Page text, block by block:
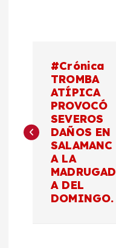
e
#Crónica
TROMBA
ATÍPICA
PROVOCÓ
SEVEROS
DAÑOS EN
SALAMANC
A LA
MADRUGAD
A DEL
DOMINGO.